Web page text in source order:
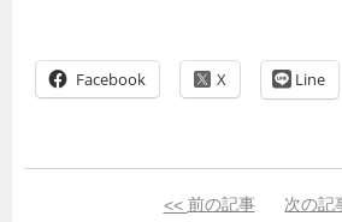
Facebook Line
<< 前の記事 次の記